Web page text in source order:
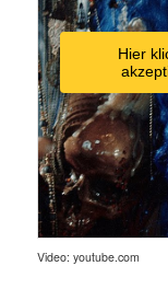
Hier
Video: youtube.com